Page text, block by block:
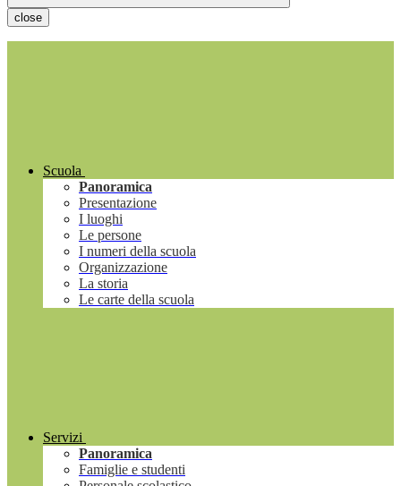
close
Scuola
Panoramica
Presentazione
I luoghi
Le persone
I numeri della scuola
Organizzazione
La storia
Le carte della scuola
Servizi
Panoramica
Famiglie e studenti